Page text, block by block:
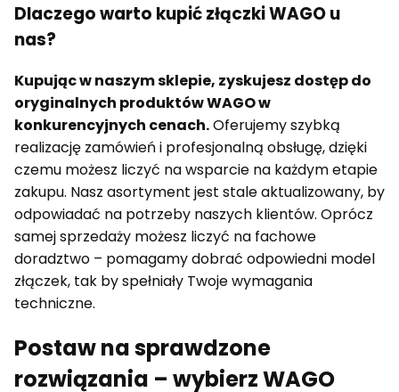
Dlaczego warto kupić złączki WAGO u
nas?
Kupując w naszym sklepie, zyskujesz dostęp do
oryginalnych produktów WAGO w
konkurencyjnych cenach.Oferujemy szybką
realizację zamówień i profesjonalną obsługę, dzięki
czemu możesz liczyć na wsparcie na każdym etapie
zakupu. Nasz asortyment jest stale aktualizowany, by
odpowiadać na potrzeby naszych klientów. Oprócz
samej sprzedaży możesz liczyć na fachowe
doradztwo – pomagamy dobrać odpowiedni model
złączek, tak by spełniały Twoje wymagania
techniczne.
Postaw na sprawdzone
rozwiązania – wybierz WAGO